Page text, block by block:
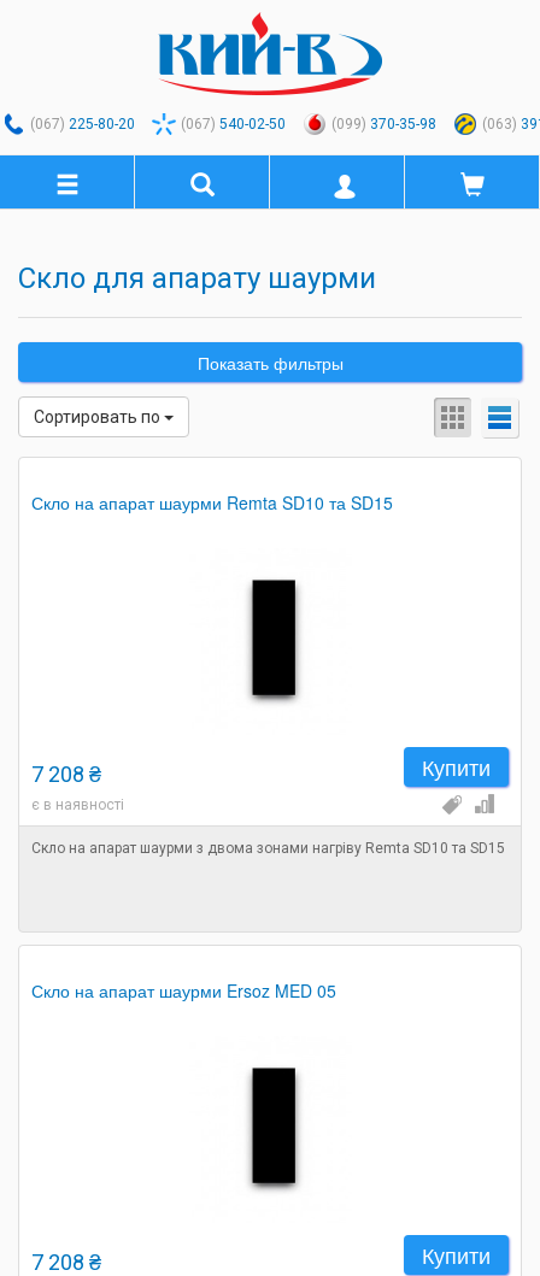
(067) 225-80-20 (067) 540-02-50 (099) 370-35-98 (063)
Показать фильтры
Сортировать по
Скло на апарат шаурми Remta SD10 та SD15
Купити
7 208 ₴
є в наявності
Скло на апарат шаурми з двома зонами нагріву Remta SD10 та SD15
Скло на апарат шаурми Ersoz MED 05
Купити
7 208 ₴
Скло для апарату шаурми